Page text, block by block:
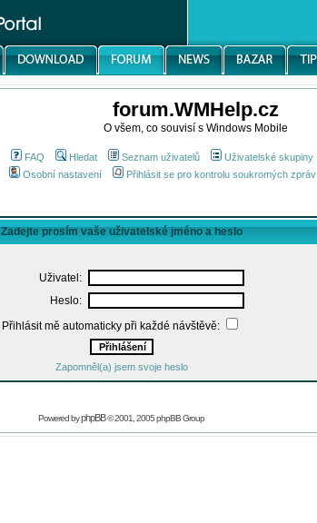
forum.WMHelp.cz
O všem, co souvisí s Windows Mobile
FAQ Hledat Seznam uživatelů Uživatelské skupiny
Osobní nastavení
Přihlásit se pro kontrolu soukromých zpráv
Zadejte prosím vaše uživatelské jméno a heslo
Uživatel:
Heslo:
Přihlásit mě automaticky při každé návštěvě:
Zapomněl(a) jsem svoje heslo
Powered byphpBB© 2001, 2005 phpBB Group